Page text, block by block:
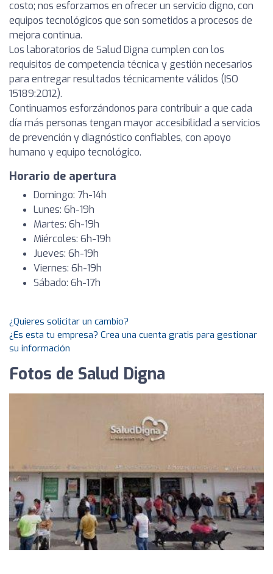
costo; nos esforzamos en ofrecer un servicio digno, con
equipos tecnológicos que son sometidos a procesos de
mejora continua.
Los laboratorios de Salud Digna cumplen con los
requisitos de competencia técnica y gestión necesarios
para entregar resultados técnicamente válidos (ISO
15189:2012).
Continuamos esforzándonos para contribuir a que cada
día más personas tengan mayor accesibilidad a servicios
de prevención y diagnóstico confiables, con apoyo
humano y equipo tecnológico.
Horario de apertura
Domingo: 7h-14h
Lunes: 6h-19h
Martes: 6h-19h
Miércoles: 6h-19h
Jueves: 6h-19h
Viernes: 6h-19h
Sábado: 6h-17h
¿Quieres solicitar un cambio?
¿Es esta tu empresa? Crea una cuenta gratis para gestionar
su información
Fotos de Salud Digna